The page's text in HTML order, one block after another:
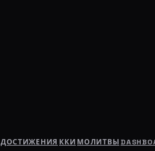
ДОСТИЖЕНИЯ ККИ МОЛИТВЫ